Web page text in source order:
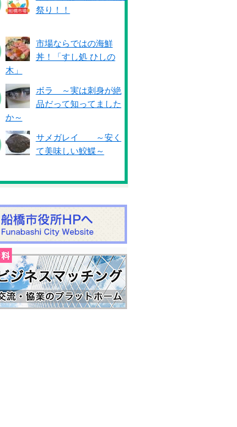
祭り！！
市場ならではの海鮮
丼！「すし処 ひしの
木」
ボラ ～実は刺身が絶
品だって知ってました
か～
サメガレイ ～安く
て美味しい鮫鰈～